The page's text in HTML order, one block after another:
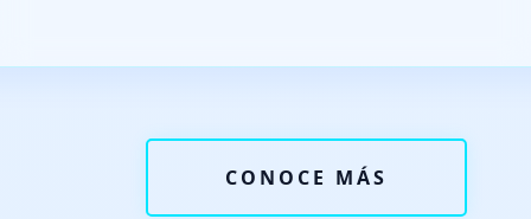
CONOCE MÁS